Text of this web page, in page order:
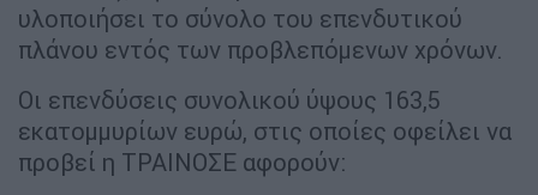
υλοποιήσει το σύνολο του επενδυτικού
πλάνου εντός των προβλεπόμενων χρόνων.
Οι επενδύσεις συνολικού ύψους 163,5
εκατομμυρίων ευρώ, στις οποίες οφείλει να
προβεί η ΤΡΑΙΝΟΣΕ αφορούν: